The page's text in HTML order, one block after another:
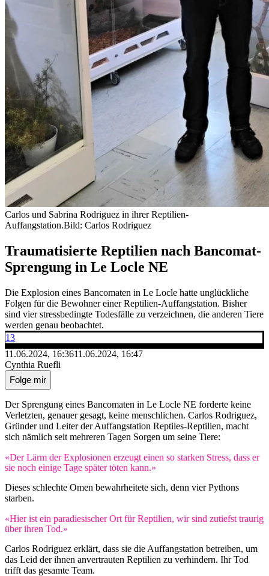
Carlos und Sabrina Rodriguez in ihrer Reptilien-
Auffangstation.Bild: Carlos Rodriguez
Traumatisierte Reptilien nach Bancomat-
Sprengung in Le Locle NE
Die Explosion eines Bancomaten in Le Locle hatte unglückliche
Folgen für die Bewohner einer Reptilien-Auffangstation. Bisher
sind vier stressbedingte Todesfälle zu verzeichnen, die anderen Tiere
werden genau beobachtet.
13
11.06.2024, 16:3611.06.2024, 16:47
Cynthia Ruefli
Folge mir
Der Sprengung eines Bancomaten in Le Locle NE forderte keine
Verletzten, genauer gesagt, keine menschlichen. Carlos Rodriguez,
Gründer und Leiter der Auffangstation Reptiles-Reptilien, macht
sich nämlich seit mehreren Tagen Sorgen um seine Tiere:
«Der Lärm der Explosionen erzeugt einen so starken Stress, dass er
sie noch einige Tage später töten kann.»
Dieses schlechte Omen bewahrheitete sich, denn vier Pythons
starben.
«Hier ist ein paradiesischer Ort für Reptilien, wir sind zutiefst traurig
über ihren Tod.»
Carlos Rodriguez erklärt, dass sie die Auffangstation betreiben, um
das Leid der ihnen anvertrauten Reptilien zu verhindern. Ihr Tod
trifft das gesamte Team.